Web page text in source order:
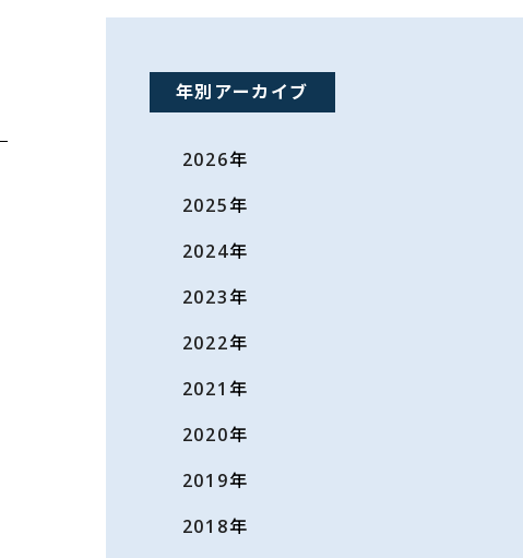
年別アーカイブ
2026年
2025年
2024年
2023年
2022年
2021 年
2020年
2019年
2018年